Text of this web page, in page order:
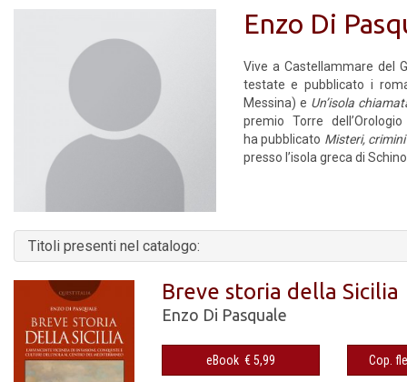
Enzo Di
Vive a Castellammare del
testate e pubblicato i
Messina) e Un’isola
premio Torre
ha pubblicato Misteri,
presso l’isola greca di
Titoli presenti nel catalogo:
Breve storia della Sicilia
Enzo Di Pasquale
eBook € 5,99